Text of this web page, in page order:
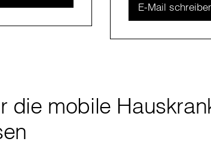
E-Mail
die mobile